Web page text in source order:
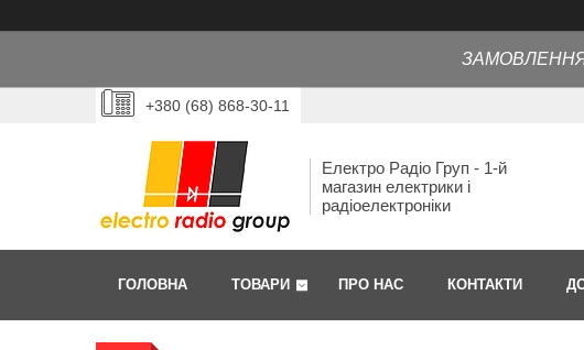
+380 (68) 868-30-11
Електро Радіо Груп - 1-й
магазин електрики і
радіоелектроніки
ГОЛОВНА ТОВАРИ ПРО НАС КОНТАКТИ